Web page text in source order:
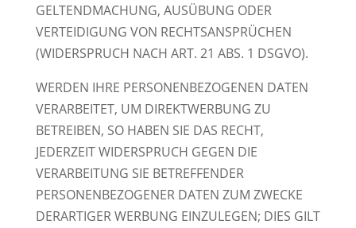
GELTENDMACHUNG, AUSÜBUNG ODER
VERTEIDIGUNG VON RECHTSANSPRÜCHEN
(WIDERSPRUCH NACH ART. 21 ABS. 1 DSGVO).
WERDEN IHRE PERSONENBEZOGENEN DATEN
VERARBEITET, UM DIREKTWERBUNG ZU
BETREIBEN, SO HABEN SIE DAS RECHT,
JEDERZEIT WIDERSPRUCH GEGEN DIE
VERARBEITUNG SIE BETREFFENDER
PERSONENBEZOGENER DATEN ZUM ZWECKE
DERARTIGER WERBUNG EINZULEGEN; DIES GILT